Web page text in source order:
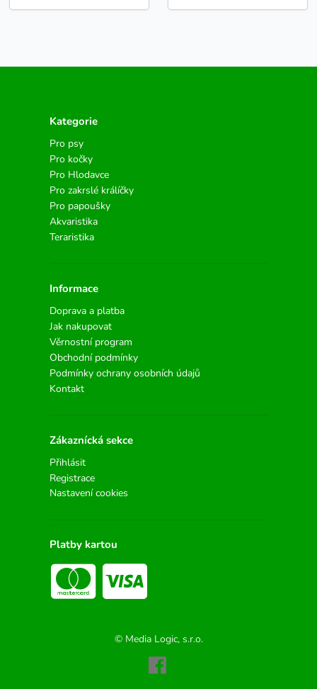
Kategorie
Pro psy
Pro kočky
Pro Hlodavce
Pro zakrslé králíčky
Pro papoušky
Akvaristika
Teraristika
Informace
Doprava a platba
Jak nakupovat
Věrnostní program
Obchodní podmínky
Podmínky ochrany osobních údajů
Kontakt
Zákaznícká sekce
Přihlásit
Registrace
Nastavení cookies
Platby kartou
© Media Logic, s.r.o.